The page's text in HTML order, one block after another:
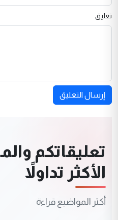
تعليق
إرسال التعليق
تعليقاتكم
الأكثر تداولاً
أكثر المواضيع قراءة